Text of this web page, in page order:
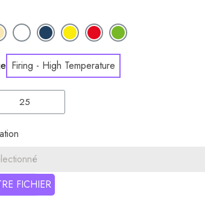
Firing - High Temperature
FICHIER